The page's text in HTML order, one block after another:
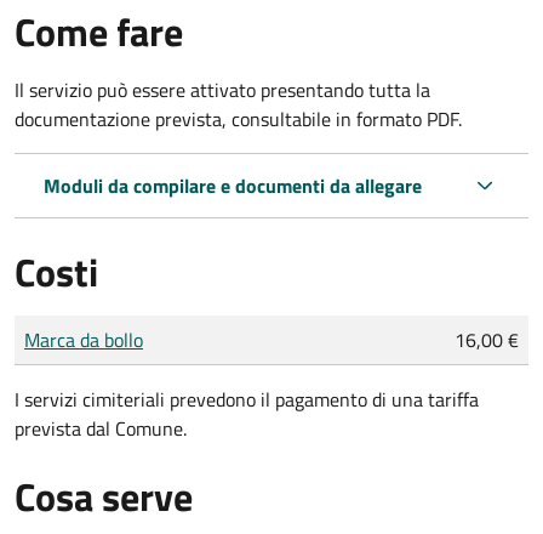
Come fare
Il servizio può essere attivato presentando tutta la
documentazione prevista, consultabile in formato PDF.
Moduli da compilare e documenti da allegare
Costi
Tipo di pagamento
Importo
Marca da bollo 16,00 €
I servizi cimiteriali prevedono il pagamento di una tariffa
prevista dal Comune.
Cosa serve